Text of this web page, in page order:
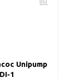
Unipump
1